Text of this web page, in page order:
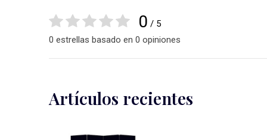
0 / 5
0 estrellas basado en 0 opiniones
Artículos recientes